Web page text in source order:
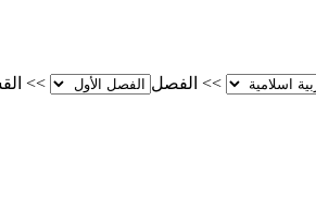
>> الفصل >>